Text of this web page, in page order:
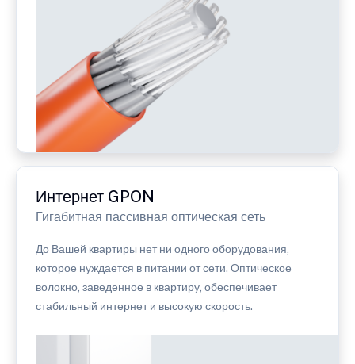
Интернет GPON
Гигабитная пассивная оптическая сеть
До Вашей квартиры нет ни одного оборудования,
которое нуждается в питании от сети. Оптическое
волокно, заведенное в квартиру, обеспечивает
стабильный интернет и высокую скорость.